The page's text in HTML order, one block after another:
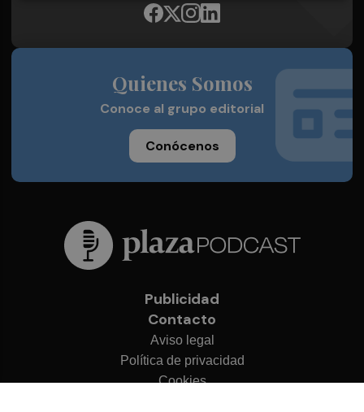
Quienes Somos
Conoce al grupo editorial
Conócenos
Publicidad
Contacto
Aviso legal
Política de privacidad
Cookies